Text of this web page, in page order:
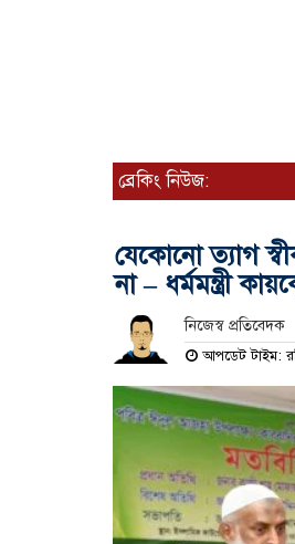
ব্রেকিং নিউজ:
যেকোনো ত্যাগ
না – ধর্মমন্ত্রী
নিজেস্ব প্রতিবেদক
আপডেট টাইম: